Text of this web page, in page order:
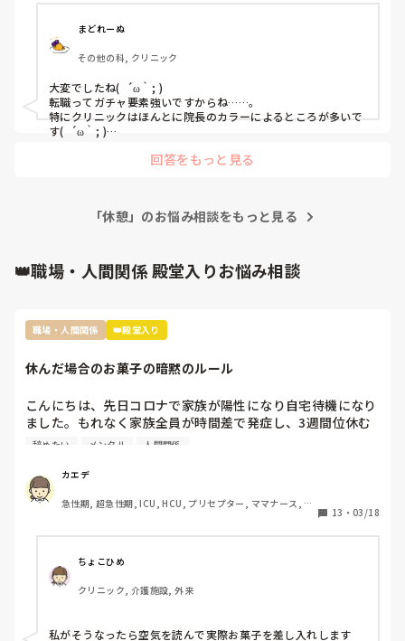
明が毎回早口で患者が聞き直すと不機嫌になり看護師が毎回
フォローする、②患者を待合室以外に診察室前にも待たせて
いるのに午前と午後に医師だけ何度も休憩している、など)
ここで続ける自信がなかったので入職後1週間ほどで退職し
ました。
まどれーぬ
その他の科, クリニック
大変でしたね(  ´ω｀; )
転職ってガチャ要素強いですからね……。
特にクリニックはほんとに院長のカラーによるところが多いで
す(  ´ω｀; )
エージェントから色よい返答がない状況でも辞めることってで
かったのですが、
辞めても良い最低限の期間が1か月と言われていたので、
そこで辞めさせてくださいと再三エージェントに相談してなん
と書かれていました(´<_｀ 　)
でした。
私はもう二度と看護ルーを使うことはできないんだろうなーっ
て感じです😓
そもそもここのエージェントには最初から良い印象がなかった
こちらとしてももう利用しないから別にいーやって感じでした
が(´<_｀ 　)
回答をもっと見る
「休憩」のお悩み相談をもっと見る
👑職場・人間関係 殿堂入りお悩み相談
職場・人間関係 👑殿堂入り
休んだ場合のお菓子の暗黙のルール
こんにちは、先日コロナで家族が陽性になり自宅待機になり
ました。もれなく家族全員が時間差で発症し、3週間位休む
ことになりました。
菓子を4袋くらい買って行ったんですが…
裏であんなに迷惑かけたのにファミリーパックって馬鹿にさ
れてるよねとお局がクラークさんに言ってたんですよね。
いな感じ、やむを得ない理由での突発的な休みではファミリ
ーパックとかみんなで食べれるお菓子を買ってくるみたいな
暗黙のルールがありました。
転職して初めての何日も休む休みだし、他の方もコストコの
にしましたが…
辞めたい メンタル 人間関係
カエデ
急性期, 超急性期, ICU, HCU, プリセプター, ママナース, リ
13 ・ 03/18
ちょこひめ
クリニック, 介護施設, 外来
私がそうなったら空気を読んで実際お菓子を差し入れします